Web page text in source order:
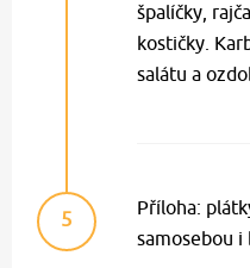
špalíčky,
kostičky.
salátu a
5
Příloha:
samosebou i